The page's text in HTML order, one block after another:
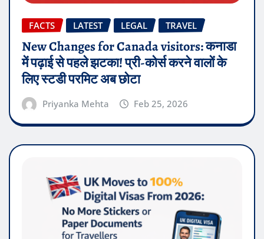
FACTS LATEST LEGAL TRAVEL
New Changes for Canada visitors: कनाडा
में पढ़ाई से पहले झटका! प्री-कोर्स करने वालों के
लिए स्टडी परमिट अब छोटा
Priyanka Mehta Feb 25, 2026